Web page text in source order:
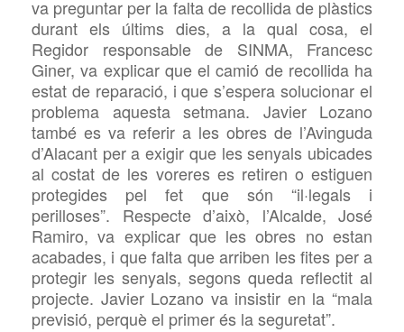
va preguntar per la falta de recollida de plàstics
durant els últims dies, a la qual cosa, el
Regidor responsable de SINMA, Francesc
Giner, va explicar que el camió de recollida ha
estat de reparació, i que s’espera solucionar el
problema aquesta setmana. Javier Lozano
també es va referir a les obres de l’Avinguda
d’Alacant per a exigir que les senyals ubicades
al costat de les voreres es retiren o estiguen
protegides pel fet que són “il·legals i
perilloses”. Respecte d’això, l’Alcalde, José
Ramiro, va explicar que les obres no estan
acabades, i que falta que arriben les fites per a
protegir les senyals, segons queda reflectit al
projecte. Javier Lozano va insistir en la “mala
previsió, perquè el primer és la seguretat”.